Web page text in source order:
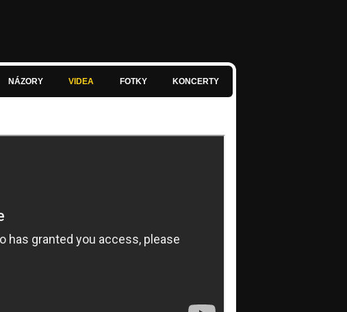
NÁZORY VIDEA FOTKY KONCERTY